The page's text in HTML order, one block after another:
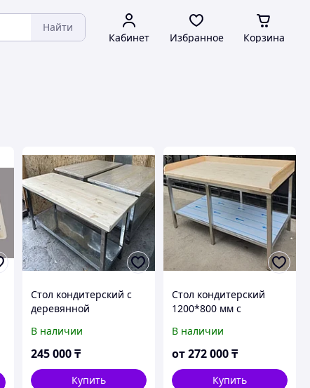
Найти
Кабинет Избранное Корзина
Стол кондитерский с
деревянной
1200*800 мм без борта.
В наличии
245 000 ₸
Купить
Стол кондитерский
1200*800 мм с
поверхностью с
бортиком.
В наличии
от272 000₸
Купить